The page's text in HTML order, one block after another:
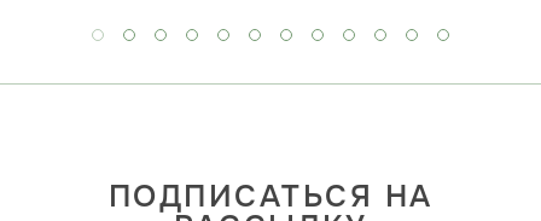
ПОДПИСАТЬСЯ НА